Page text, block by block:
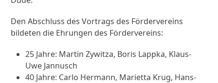
Den Abschluss des Vortrags des Fördervereins
bildeten die Ehrungen des Fördervereins:
25 Jahre: Martin Zywitza, Boris Lappka, Klaus-
Uwe Jannusch
40 Jahre: Carlo Hermann, Marietta Krug, Hans-